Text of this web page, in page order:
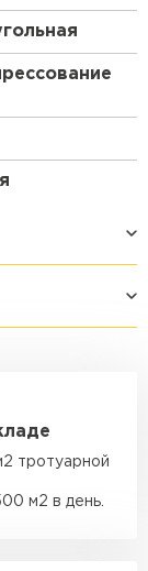
тротуарной
м2 в день.